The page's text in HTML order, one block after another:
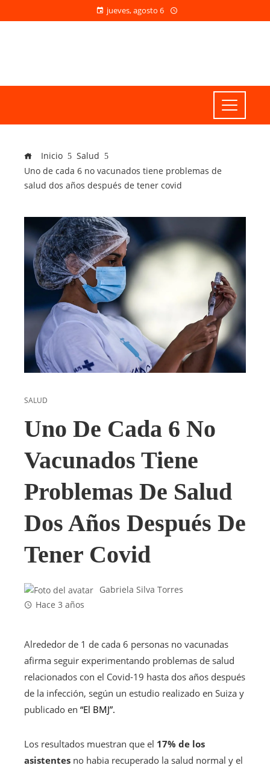
jueves, agosto 6
Inicio
Salud
Uno de cada 6 no vacunados tiene problemas de
salud dos años después de tener covid
SALUD
Uno De Cada 6 No
Vacunados Tiene
Problemas De Salud
Dos Años Después De
Tener Covid
Gabriela Silva Torres
Hace 3 años
Alrededor de 1 de cada 6 personas no vacunadas
afirma seguir experimentando problemas de salud
relacionados con el Covid-19 hasta dos años después
de la infección, según un estudio realizado en Suiza y
publicado en “El BMJ”.
Los resultados muestran que el 17% de los
asistentes no habia recuperado la salud normal y el